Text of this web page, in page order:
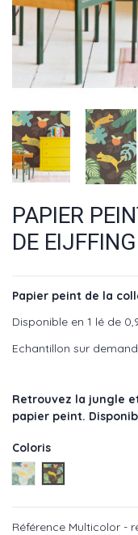
PAPIER
DE
Papier peint de la
Disponible en 1 lé de
Echantillon sur
Retrouvez la jungle
papier peint.
Coloris
Multicolor - réf : 399123
Multicolor - réf :
Référence Multicolor -